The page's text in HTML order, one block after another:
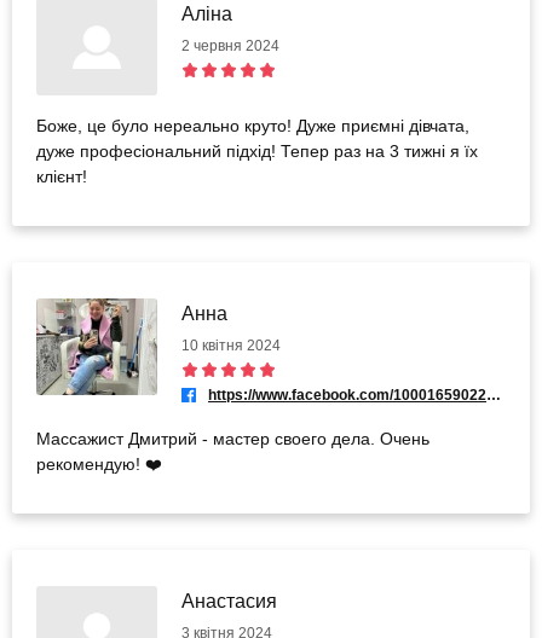
Аліна
2 червня 2024
Боже, це було нереально круто! Дуже приємні дівчата,
дуже професіональний підхід! Тепер раз на 3 тижні я їх
клієнт!
Анна
10 квітня 2024
https://www.facebook.com/100016590220466
Массажист Дмитрий - мастер своего дела. Очень
рекомендую! ❤️
Анастасия
3 квітня 2024